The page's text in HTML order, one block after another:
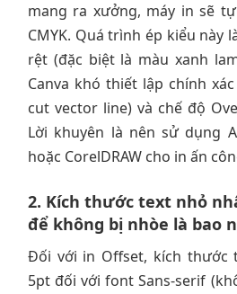
mang ra xưởng, máy in sẽ
CMYK. Quá trình ép kiểu này
rệt (đặc biệt là màu xanh
Canva khó thiết lập chính
cut vector line) và chế độ
Lời khuyên là nên sử dụng
hoặc CorelDRAW cho in ấn
2. Kích thước text nhỏ
để không bị nhòe là bao
Đối với in Offset, kích thước
5pt đối với font Sans-serif